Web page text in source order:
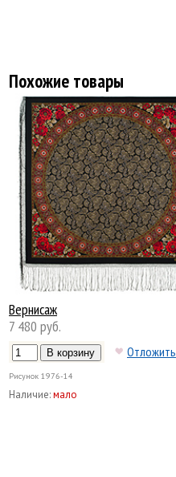
Похожие товары
Вернисаж
7 480 руб.
Отложить
Рисунок 1976-14
Наличие:мало